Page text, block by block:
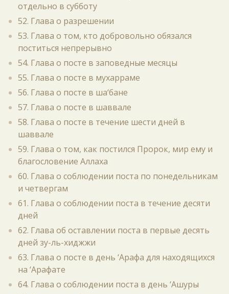
отдельно в субботу
52. Глава о разрешении
53. Глава о том, кто добровольно обязался
поститься непрерывно
54. Глава о посте в заповедные месяцы
55. Глава о посте в мухарраме
56. Глава о посте в ша‘бане
57. Глава о посте в шаввале
58. Глава о посте в течение шести дней в
шаввале
59. Глава о том, как постился Пророк, мир ему и
благословение Аллаха
60. Глава о соблюдении поста по понедельникам
и четвергам
61. Глава о соблюдении поста в течение десяти
дней
62. Глава об оставлении поста в первые десять
дней зу-ль-хиджжи
63. Глава о посте в день ‘Арафа для находящихся
на ‘Арафате
64. Глава о соблюдении поста в день ‘Ашуры